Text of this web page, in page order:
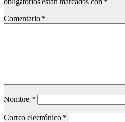
obligatorios están marcados con *
Comentario *
Nombre *
Correo electrónico *